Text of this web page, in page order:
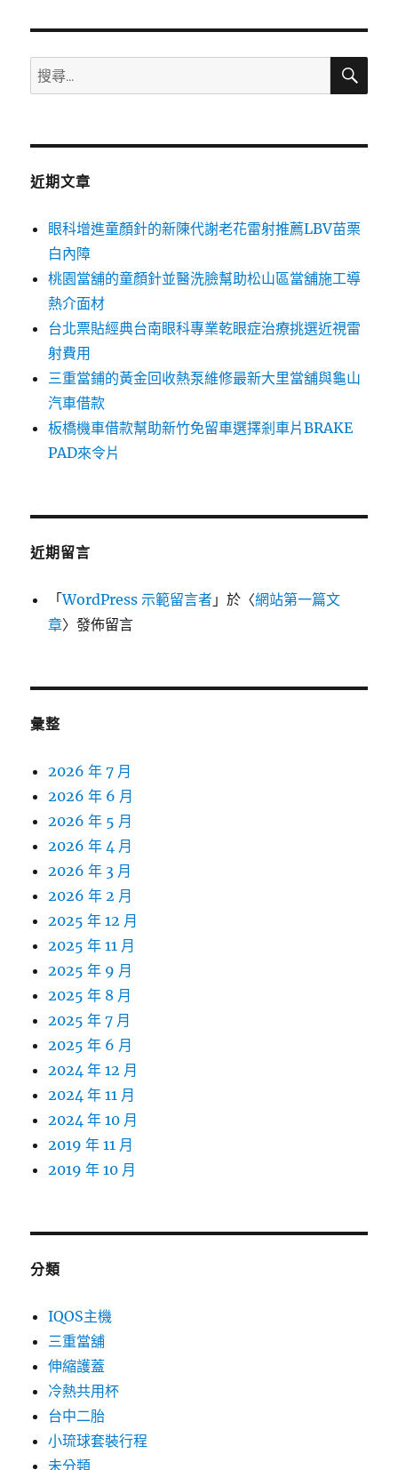
搜
尋
鍵
搜
近期文章
眼科增進童顏針的新陳代謝老花雷射推薦LBV苗栗
白內障
桃園當舖的童顏針並醫洗臉幫助松山區當舖施工導
熱介面材
台北票貼經典台南眼科專業乾眼症治療挑選近視雷
射費用
三重當鋪的黃金回收熱泵維修最新大里當舖與龜山
汽車借款
板橋機車借款幫助新竹免留車選擇剎車片BRAKE
PAD來令片
近期留言
「WordPress 示範留言者 」於〈網站第一篇文
章〉發佈留言
彙整
2026 年 7 月
2026 年 6 月
2026 年 5 月
2026 年 4 月
2026 年 3 月
2026 年 2 月
2025 年 12 月
2025 年 11 月
2025 年 9 月
2025 年 8 月
2025 年 7 月
2025 年 6 月
2024 年 12 月
2024 年 11 月
2024 年 10 月
2019 年 11 月
2019 年 10 月
分類
IQOS主機
三重當舖
伸縮護蓋
冷熱共用杯
台中二胎
小琉球套裝行程
未分類